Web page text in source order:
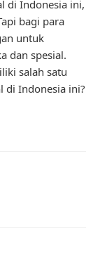
di Indonesia ini,
bagi para
untuk
dan spesial.
salah satu
di Indonesia ini?